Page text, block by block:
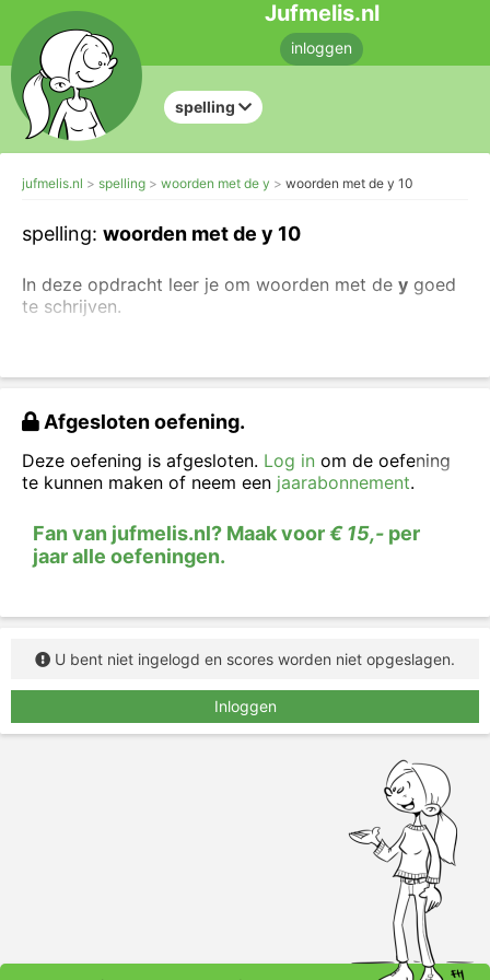
Jufmelis.nl
inloggen
spelling
jufmelis.nl spelling woorden met de y woorden met de y 10
spelling: woorden met de y 10
In deze opdracht leer je om woorden met de y goed
te schrijven.
De
i-grec
ypsilon
Lees het woord, zeg het woord hardop (als dat kan)
en typ het woord in het vakje.
Afgesloten oefening.
Deze oefening is afgesloten. Log in om de oefening
te kunnen maken of neem een jaarabonnement.
Fan van jufmelis.nl? Maak voor€ 15,- per
jaar alle oefeningen.
U bent niet ingelogd en scores worden niet opgeslagen.
Inloggen